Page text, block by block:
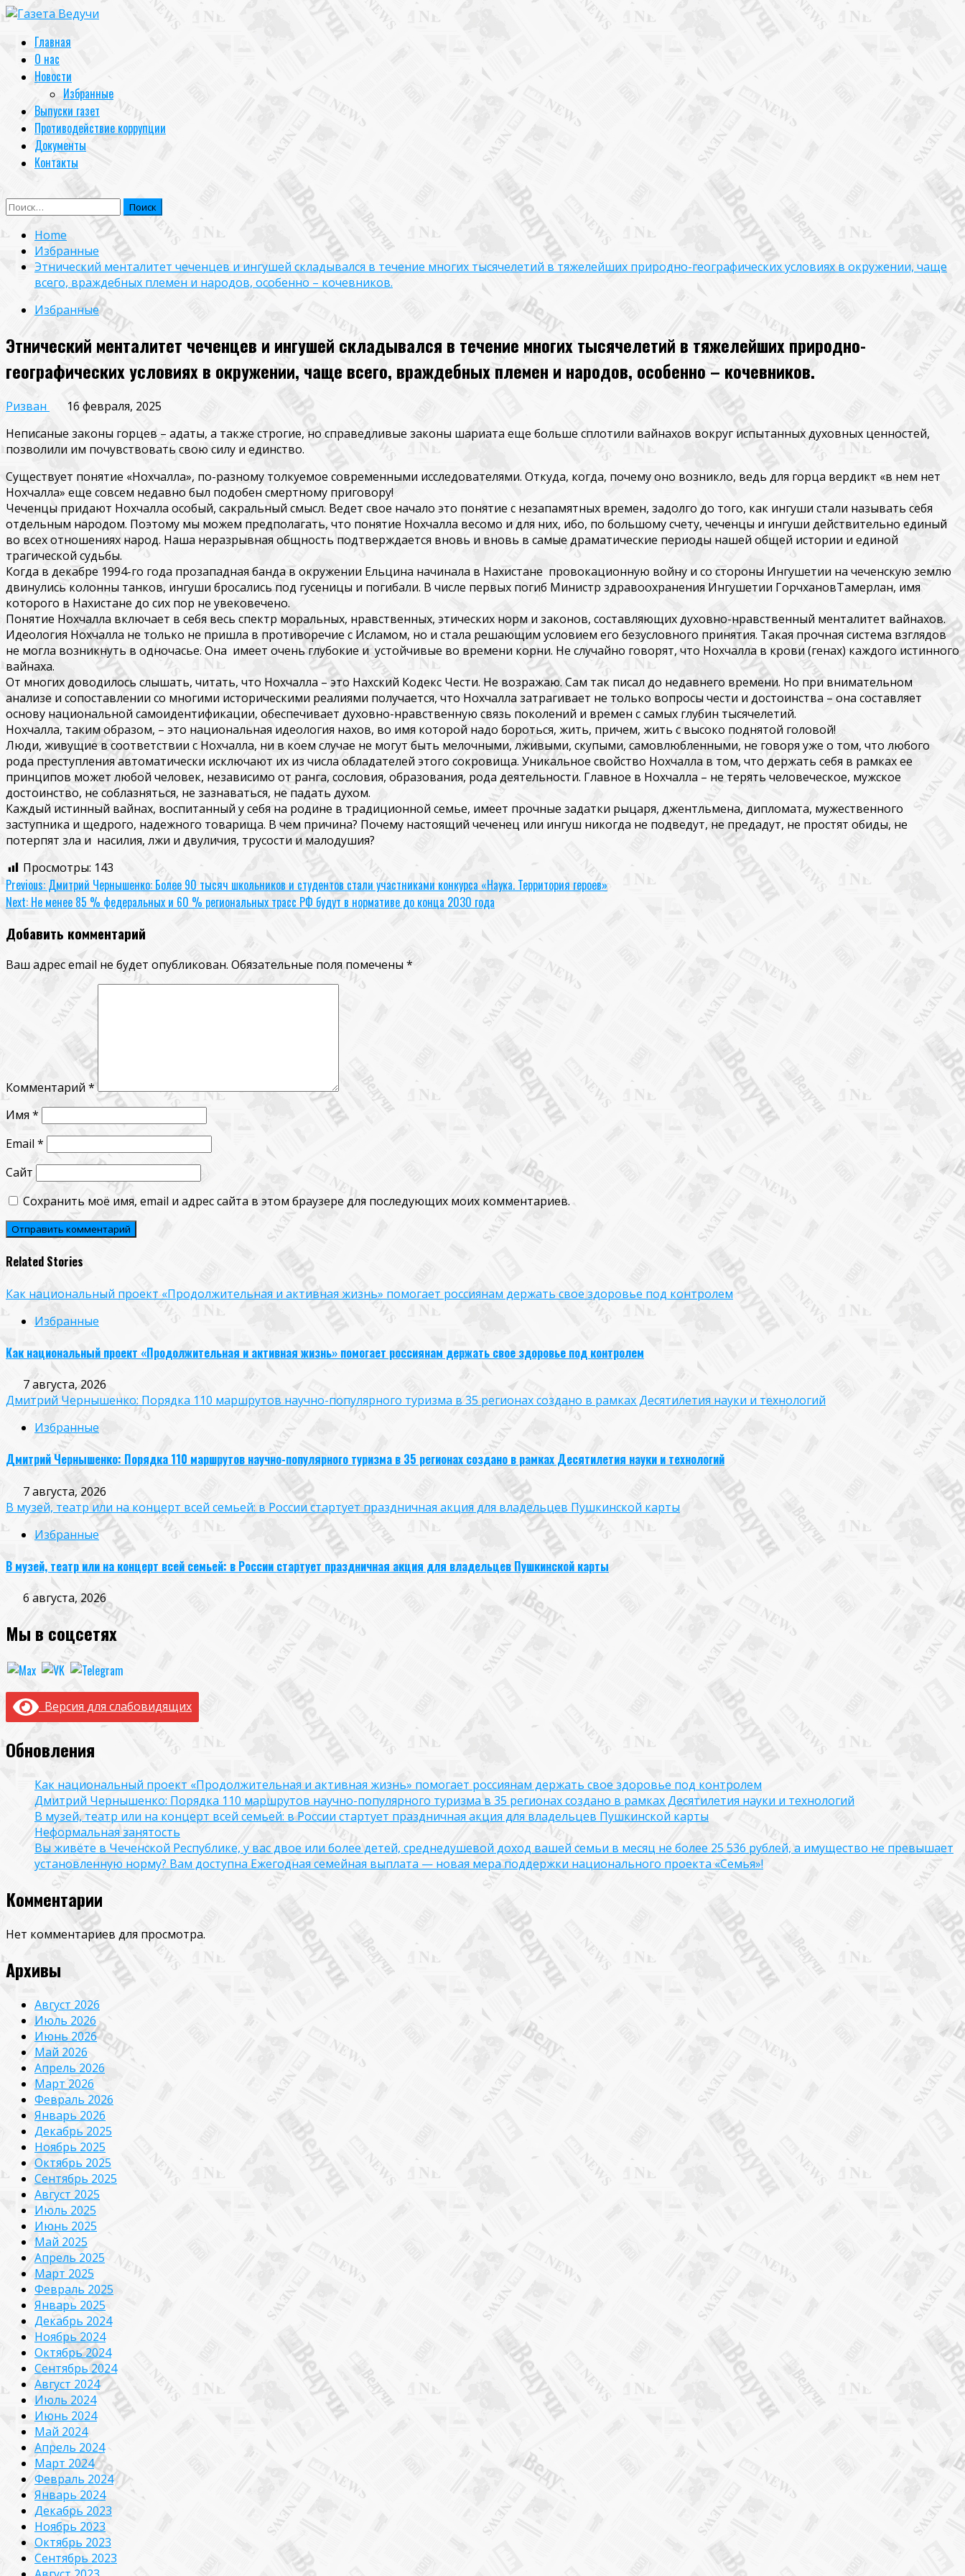
Skip
content
Primary
Menu
Главная
О нас
Новости
Избранные
Выпуски газет
Противодействие коррупции
Документы
Контакты
Найти:
Home
Избранные
Этнический менталитет чеченцев и ингушей складывался в течение многих тысячелетий в тяжелейших природно-географических условиях в окружении, чаще
всего, враждебных племен и народов, особенно – кочевников.
Избранные
Этнический менталитет чеченцев и ингушей складывался в течение многих тысячелетий в тяжелейших природно-
географических условиях в окружении, чаще всего, враждебных племен и народов, особенно – кочевников.
Ризван
16 февраля, 2025
Неписаные законы горцев – адаты, а также строгие, но справедливые законы шариата еще больше сплотили вайнахов вокруг испытанных духовных ценностей,
позволили им почувствовать свою силу и единство.
Существует понятие «Нохчалла», по-разному толкуемое современными исследователями. Откуда, когда, почему оно возникло, ведь для горца вердикт «в нем нет
Нохчалла» еще совсем недавно был подобен смертному приговору!
Чеченцы придают Нохчалла особый, сакральный смысл. Ведет свое начало это понятие с незапамятных времен, задолго до того, как ингуши стали называть себя
отдельным народом. Поэтому мы можем предполагать, что понятие Нохчалла весомо и для них, ибо, по большому счету, чеченцы и ингуши действительно единый
во всех отношениях народ. Наша неразрывная общность подтверждается вновь и вновь в самые драматические периоды нашей общей истории и единой
трагической судьбы.
Когда в декабре 1994-го года прозападная банда в окружении Ельцина начинала в Нахистане провокационную войну и со стороны Ингушетии на чеченскую землю
двинулись колонны танков, ингуши бросались под гусеницы и погибали. В числе первых погиб Министр здравоохранения Ингушетии ГорчхановТамерлан, имя
которого в Нахистане до сих пор не увековечено.
Понятие Нохчалла включает в себя весь спектр моральных, нравственных, этических норм и законов, составляющих духовно-нравственный менталитет вайнахов.
Идеология Нохчалла не только не пришла в противоречие с Исламом, но и стала решающим условием его безусловного принятия. Такая прочная система взглядов
не могла возникнуть в одночасье.Она имеет очень глубокие и устойчивые во времени корни. Не случайно говорят, что Нохчалла в крови (генах)каждого истинного
вайнаха.
От многих доводилось слышать, читать, что Нохчалла – это Нахский Кодекс Чести. Не возражаю. Сам так писал до недавнего времени. Но при внимательном
анализе и сопоставлении со многими историческими реалиями получается, что Нохчаллазатрагивает не только вопросы чести и достоинства – она составляет
основу национальной самоидентификации, обеспечивает духовно-нравственную связь поколений и времен с самых глубин тысячелетий.
Нохчалла, таким образом, – это национальная идеология нахов, во имя которой надо бороться, жить, причем, жить с высоко поднятой головой!
Люди, живущие в соответствии с Нохчалла, ни в коем случае не могут быть мелочными, лживыми, скупыми, самовлюбленными, не говоря уже о том, что любого
рода преступления автоматически исключают их из числа обладателей этого сокровища. Уникальное свойство Нохчалла в том, что держать себя в рамках ее
принципов может любой человек, независимо от ранга, сословия, образования, рода деятельности. Главное в Нохчалла – не терять человеческое, мужское
достоинство, не соблазняться, не зазнаваться, не падать духом.
Каждый истинный вайнах, воспитанный у себя на родине в традиционной семье, имеет прочные задатки рыцаря, джентльмена, дипломата, мужественного
заступника и щедрого, надежного товарища. В чем причина? Почему настоящий чеченец или ингуш никогда не подведут, не предадут, не простят обиды, не
потерпят зла и насилия, лжи и двуличия, трусости и малодушия?
Просмотры: 143
Continue
Reading
Previous: Дмитрий Чернышенко: Более 90 тысяч школьников и студентов стали участниками конкурса «Наука. Территория героев»
Next: Не менее 85 % федеральных и 60 % региональных трасс РФ будут в нормативе до конца 2030 года
Добавить комментарий
Ваш адрес email не будет опубликован. Обязательные поля помечены *
Комментарий *
Имя*
Email *
Сайт
Сохранить моё имя, email и адрес сайта в этом браузере для последующих моих комментариев.
Related Stories
Как национальный проект «Продолжительная и активная жизнь» помогает россиянам держать свое здоровье под контролем
Избранные
Как национальный проект «Продолжительная и активная жизнь» помогает россиянам держать свое здоровье под контролем
7 августа, 2026
Дмитрий Чернышенко: Порядка 110 маршрутов научно-популярного туризма в 35 регионах создано в рамках Десятилетия науки и технологий
Избранные
Дмитрий Чернышенко: Порядка 110 маршрутов научно-популярного туризма в 35 регионах создано в рамках Десятилетия науки и технологий
7 августа, 2026
В музей, театр или на концерт всей семьей: в России стартует праздничная акция для владельцев Пушкинской карты
Избранные
В музей, театр или на концерт всей семьей: в России стартует праздничная акция для владельцев Пушкинской карты
6 августа, 2026
Мы в соцсетях
Версия для слабовидящих
Обновления
Как национальный проект «Продолжительная и активная жизнь» помогает россиянам держать свое здоровье под контролем
Дмитрий Чернышенко: Порядка 110 маршрутов научно-популярного туризма в 35 регионах создано в рамках Десятилетия науки и технологий
В музей, театр или на концерт всей семьей: в России стартует праздничная акция для владельцев Пушкинской карты
Неформальная занятость
Вы живёте в Чеченской Республике, у вас двое или более детей, среднедушевой доход вашей семьи в месяц не более 25 536 рублей, а имущество не превышает
установленную норму? Вам доступна Ежегодная семейная выплата — новая мера поддержки национального проекта «Семья»!
Комментарии
Нет комментариев для просмотра.
Архивы
Август 2026
Июль 2026
Июнь 2026
Май 2026
Апрель 2026
Март 2026
Февраль 2026
Январь 2026
Декабрь 2025
Ноябрь 2025
Октябрь 2025
Сентябрь 2025
Август 2025
Июль 2025
Июнь 2025
Май 2025
Апрель 2025
Март 2025
Февраль 2025
Январь 2025
Декабрь 2024
Ноябрь 2024
Октябрь 2024
Сентябрь 2024
Август 2024
Июль 2024
Июнь 2024
Май 2024
Апрель 2024
Март 2024
Февраль 2024
Январь 2024
Декабрь 2023
Ноябрь 2023
Октябрь 2023
Сентябрь 2023